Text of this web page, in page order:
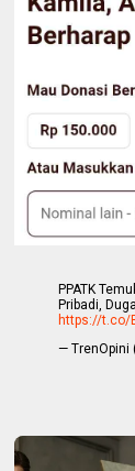
PPATK
Pribadi,
https://t.co/
— TrenOpini